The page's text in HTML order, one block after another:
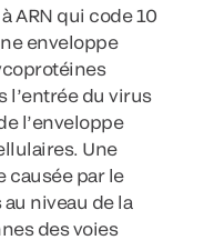
ARN qui code 10
enveloppe
l’entrée du virus
l’enveloppe
Une
causée par le
au niveau de la
des voies